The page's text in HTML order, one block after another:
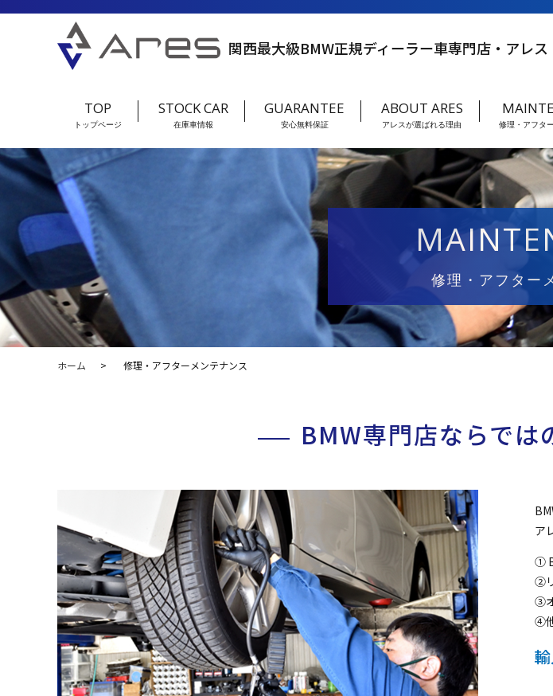
関西最大級BMW正規ディーラー車専門店・アレス
TOP
トップページ
STOCK CAR
在庫車情報
GUARANTEE
安心無料保証
ABOUT ARES
アレスが選ばれる理由 修理・アフタ
修理・アフター
ホーム 修理・アフターメンテナンス
BMW専門店ならでは
ア
①
②
③
④